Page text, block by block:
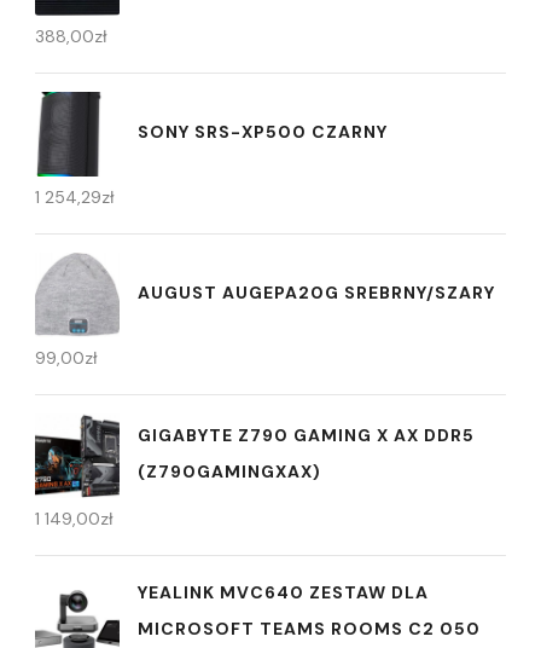
388,00zł
SONY SRS-XP500 CZARNY
1 254,29zł
AUGUST AUGEPA20G SREBRNY/SZARY
99,00zł
GIGABYTE Z790 GAMING X AX DDR5
(Z790GAMINGXAX)
1 149,00zł
YEALINK MVC640 ZESTAW DLA
MICROSOFT TEAMS ROOMS C2 050